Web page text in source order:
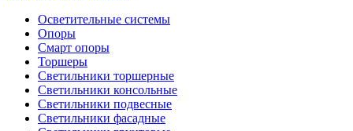
Осветительные системы
Опоры
Смарт опоры
Торшеры
Светильники торшерные
Светильники консольные
Светильники подвесные
Светильники фасадные